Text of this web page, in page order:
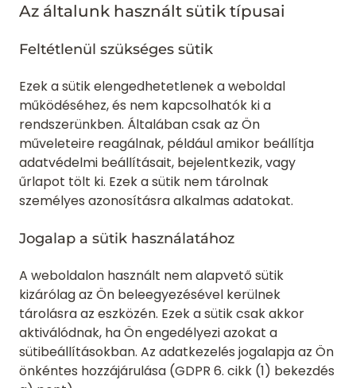
Az általunk használt sütik típusai
Feltétlenül szükséges sütik
Ezek a sütik elengedhetetlenek a weboldal
működéséhez, és nem kapcsolhatók ki a
rendszerünkben. Általában csak az Ön
műveleteire reagálnak, például amikor beállítja
adatvédelmi beállításait, bejelentkezik, vagy
űrlapot tölt ki. Ezek a sütik nem tárolnak
személyes azonosításra alkalmas adatokat.
Jogalap a sütik használatához
A weboldalon használt nem alapvető sütik
kizárólag az Ön beleegyezésével kerülnek
tárolásra az eszközén. Ezek a sütik csak akkor
aktiválódnak, ha Ön engedélyezi azokat a
sütibeállításokban. Az adatkezelés jogalapja az Ön
önkéntes hozzájárulása (GDPR 6. cikk (1) bekezdés